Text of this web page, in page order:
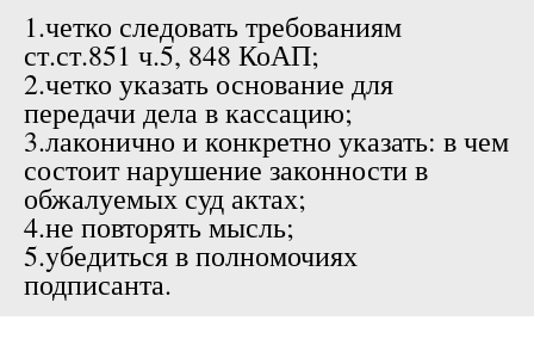
1.четко следовать требованиям
ст.ст.851 ч.5, 848 КоАП;
2.четко указать основание для
передачи дела в кассацию;
3.лаконично и конкретно указать: в чем
состоит нарушение законности в
обжалуемых суд актах;
4.не повторять мысль;
5.yбедиться в полномочиях
подписанта.